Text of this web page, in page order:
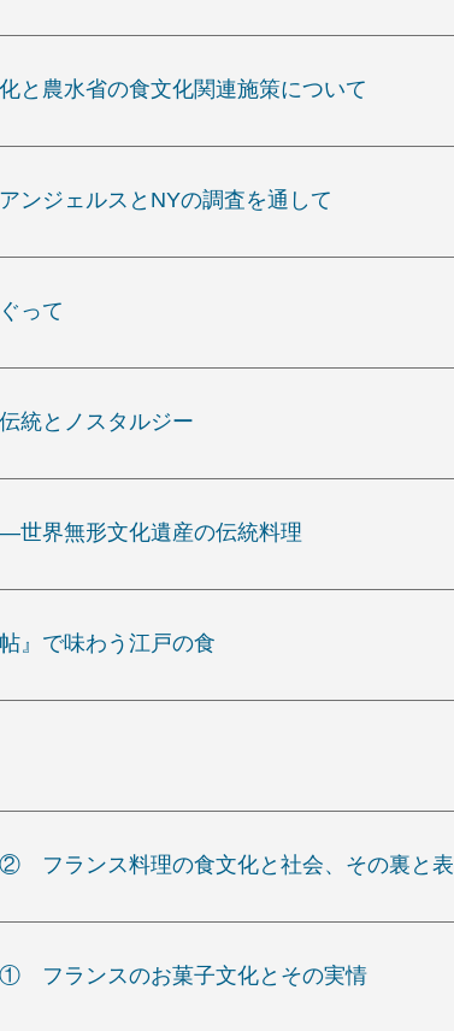
農水省の食文化関連施策について
ンジェルスとNYの調査を通して
って
統とノスタルジー
界無形文化遺産の伝統料理
』で味わう江戸の食
フランス料理の食文化と社会、その裏と表
フランスのお菓子文化とその実情